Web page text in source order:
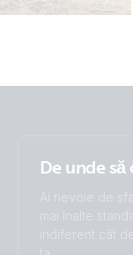
De unde
Ai nevoie de
mai înalte
indiferent cât